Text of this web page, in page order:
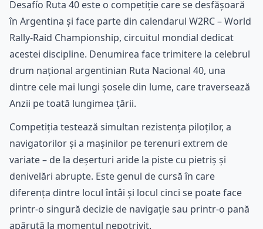
Desafío Ruta 40 este o competiție care se desfășoară
în Argentina și face parte din calendarul W2RC – World
Rally-Raid Championship, circuitul mondial dedicat
acestei discipline. Denumirea face trimitere la celebrul
drum național argentinian Ruta Nacional 40, una
dintre cele mai lungi șosele din lume, care traversează
Anzii pe toată lungimea țării.
Competiția testează simultan rezistența piloților, a
navigatorilor și a mașinilor pe terenuri extrem de
variate – de la deșerturi aride la piste cu pietriș și
denivelări abrupte. Este genul de cursă în care
diferența dintre locul întâi și locul cinci se poate face
printr-o singură decizie de navigație sau printr-o pană
apărută la momentul nepotrivit.